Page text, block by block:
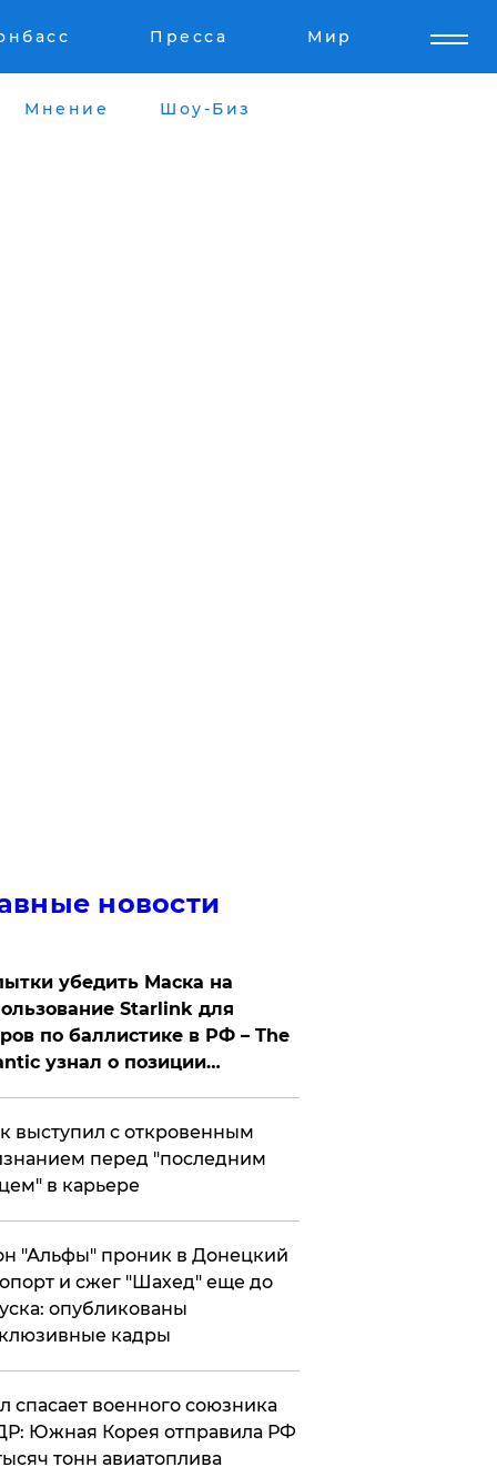
Пресса Мир
Мнение Шоу-Биз
новости
убедить Маска на
Starlink для
по баллистике в РФ – The
узнал о позиции
выступил с откровенным
перед "последним
в карьере
"Альфы" проник в Донецкий
и сжег "Шахед" еще до
опубликованы
кадры
спасает военного союзника
Южная Корея отправила РФ
тонн авиатоплива